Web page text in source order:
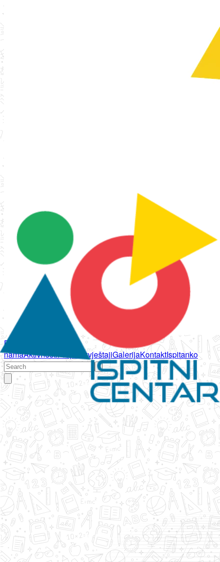
Početna
namaAktivnostiPropisi IzvještajiGalerijaKontaktIspitanko